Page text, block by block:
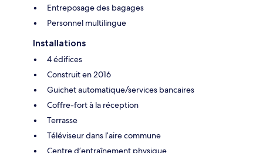
Entreposage des bagages
Personnel multilingue
Installations
4 édifices
Construit en 2016
Guichet automatique/services bancaires
Coffre-fort à la réception
Terrasse
Téléviseur dans l’aire commune
Centre d’entraînement physique